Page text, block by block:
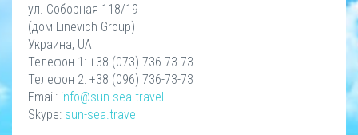
ул. Соборная 118/19
(дом Linevich Group)
Украина, UA
Телефон 1: +38 (073) 736-73-73
Телефон 2: +38 (096) 736-73-73
Email: info@sun-sea.travel
Skype: sun-sea.travel